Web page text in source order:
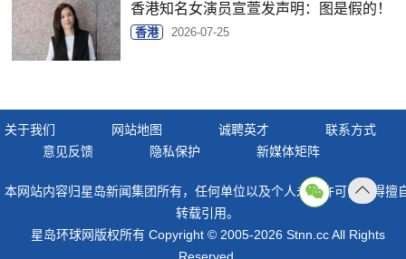
香港知名女演员宣萱发声明：图是假的！
香港 2026-07-25
关于我们 网站地图 诚聘英才
联系方式
意见反馈
隐私保护 新媒体矩阵
本网站内容归星岛新闻集团所有，任何单位以及个人未经许可，不得擅
转载引用。
星岛环球网版权所有 Copyright © 2005-2026 Stnn.cc All Rights
顶部